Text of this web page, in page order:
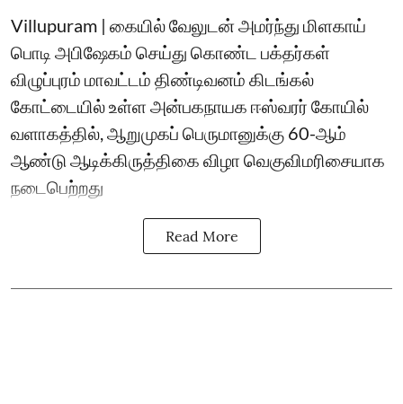
Villupuram | கையில் வேலுடன் அமர்ந்து மிளகாய்
பொடி அபிஷேகம் செய்து கொண்ட பக்தர்கள்
விழுப்புரம் மாவட்டம் திண்டிவனம் கிடங்கல்
கோட்டையில் உள்ள அன்பகநாயக ஈஸ்வரர் கோயில்
வளாகத்தில், ஆறுமுகப் பெருமானுக்கு 60-ஆம்
ஆண்டு ஆடிக்கிருத்திகை விழா வெகுவிமரிசையாக
நடைபெற்றது
Read More